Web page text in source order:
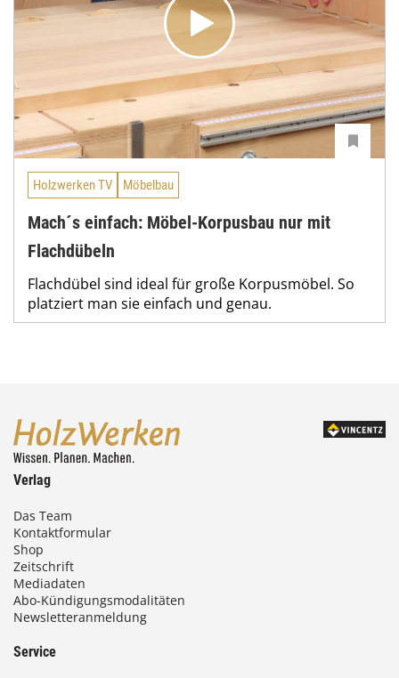
Holzwerken TV Möbelbau
Mach´s einfach: Möbel-Korpusbau nur mit
Flachdübeln
Flachdübel sind ideal für große Korpusmöbel. So
platziert man sie einfach und genau.
Verlag
Das Team
Kontaktformular
Shop
Zeitschrift
Mediadaten
Abo-Kündigungsmodalitäten
Newsletteranmeldung
Service